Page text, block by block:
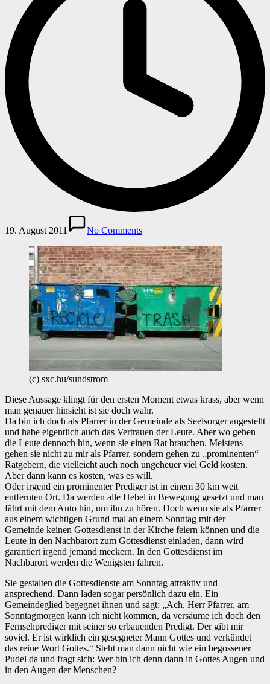
19. August 2011 No Comments
(c) sxc.hu/sundstrom
Diese Aussage klingt für den ersten Moment etwas krass, aber wenn
man genauer hinsieht ist sie doch wahr.
Da bin ich doch als Pfarrer in der Gemeinde als Seelsorger angestellt
und habe eigentlich auch das Vertrauen der Leute. Aber wo gehen
die Leute dennoch hin, wenn sie einen Rat brauchen. Meistens
gehen sie nicht zu mir als Pfarrer, sondern gehen zu „prominenten“
Ratgebern, die vielleicht auch noch ungeheuer viel Geld kosten.
Aber dann kann es kosten, was es will.
Oder irgend ein prominenter Prediger ist in einem 30 km weit
entfernten Ort. Da werden alle Hebel in Bewegung gesetzt und man
fährt mit dem Auto hin, um ihn zu hören. Doch wenn sie als Pfarrer
aus einem wichtigen Grund mal an einem Sonntag mit der
Gemeinde keinen Gottesdienst in der Kirche feiern können und die
Leute in den Nachbarort zum Gottesdienst einladen, dann wird
garantiert irgend jemand meckern. In den Gottesdienst im
Nachbarort werden die Wenigsten fahren.
Sie gestalten die Gottesdienste am Sonntag attraktiv und
ansprechend. Dann laden sogar persönlich dazu ein. Ein
Gemeindeglied begegnet ihnen und sagt: „Ach, Herr Pfarrer, am
Sonntagmorgen kann ich nicht kommen, da versäume ich doch den
Fernsehprediger mit seiner so erbauenden Predigt. Der gibt mir
soviel. Er ist wirklich ein gesegneter Mann Gottes und verkündet
das reine Wort Gottes.“ Steht man dann nicht wie ein begossener
Pudel da und fragt sich: Wer bin ich denn dann in Gottes Augen und
in den Augen der Menschen?